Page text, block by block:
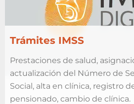
Trámites IMSS
Prestaciones de salud,
actualización del Número de
Social, alta en clínica, registro
pensionado, cambio de clínica.